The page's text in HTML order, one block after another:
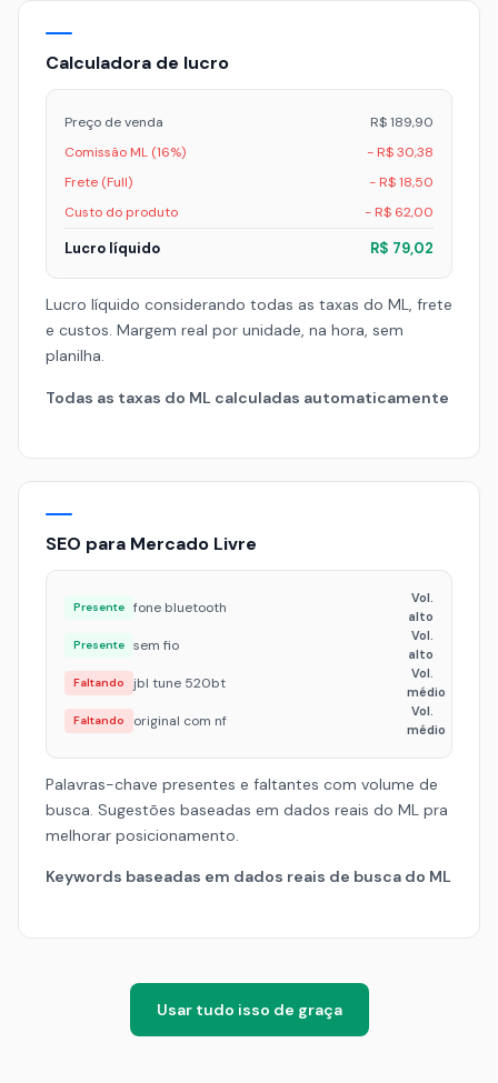
Calculadora de lucro
Preço de venda
R$ 189,90
Comissão ML (16%)
- R$ 30,38
Frete (Full)
- R$ 18,50
Custo do produto
- R$ 62,00
Lucro líquido R$ 79,02
Lucro líquido considerando todas as taxas do ML, frete
e custos. Margem real por unidade, na hora, sem
planilha.
Todas as taxas do ML calculadas automaticamente
SEO para Mercado Livre
Presente fone bluetooth
Vol.
alto
Presente sem fio
Vol.
alto
Faltando jbl tune 520bt
Vol.
médio
Faltando original com nf
Vol.
médio
Palavras-chave presentes e faltantes com volume de
busca. Sugestões baseadas em dados reais do ML pra
melhorar posicionamento.
Keywords baseadas em dados reais de busca do ML
Usar tudo isso de graça